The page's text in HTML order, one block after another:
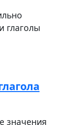
глаголы
значения